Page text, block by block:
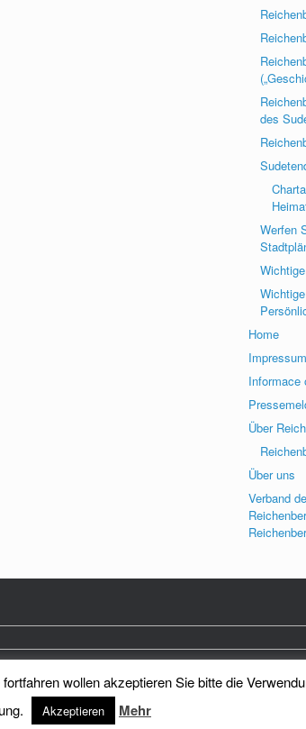
des
Werfen
Home
Impressum
Informace
Über
Über uns
Verband
Land e.V. Theme bySiteOrigin
wollen akzeptieren Sie bitte die
Akzeptieren Mehr